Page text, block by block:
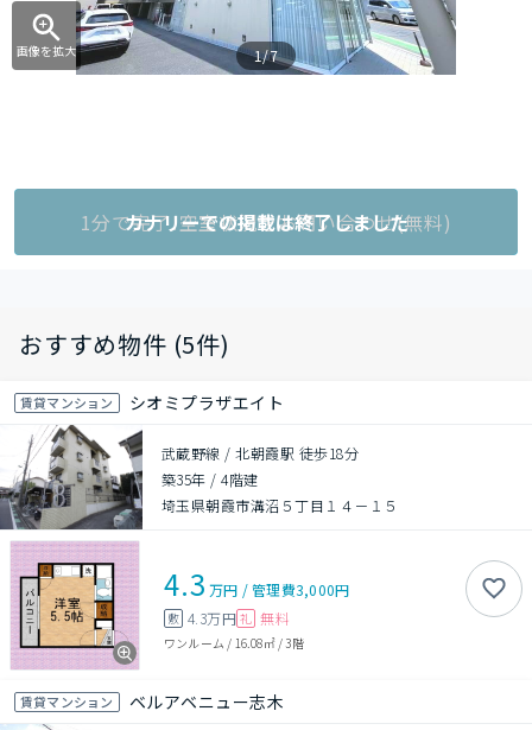
画像を拡大 1/7
1分で完了!空室状況をお問い合わせ(無料)
カナリーでの掲載は終了しました
おすすめ物件 (5件)
賃貸マンション シオミプラザエイト
武蔵野線 / 北朝霞駅 徒歩18分
築35年 /4階建
埼玉県朝霞市溝沼５丁目１４－１５
4.3 万円 /管理費3,000円
敷 4.3万円 礼 無料
ワンルーム / 16.08㎡/3階
賃貸マンション ベルアベニュー志木